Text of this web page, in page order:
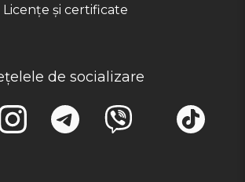
Licențe și certificate
de socializare